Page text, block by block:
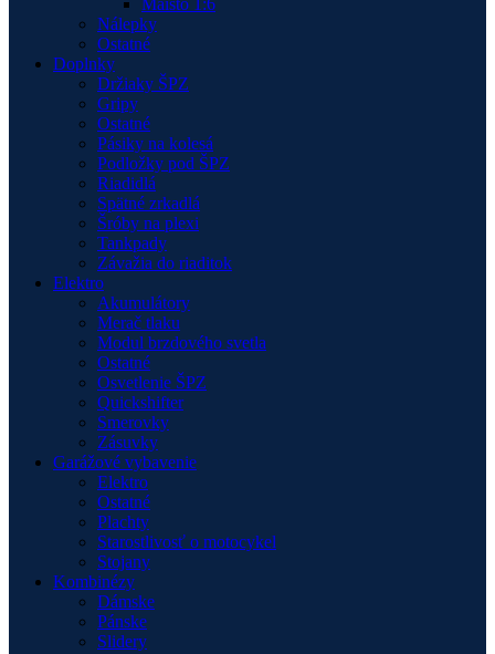
Maisto 1:6
Nálepky
Ostatné
Doplnky
Držiaky ŠPZ
Gripy
Ostatné
Pásiky na kolesá
Podložky pod ŠPZ
Riadidlá
Spätné zrkadlá
Šróby na plexi
Tankpady
Závažia do riaditok
Elektro
Akumulátory
Merač tlaku
Modul brzdového svetla
Ostatné
Osvetlenie ŠPZ
Quickshifter
Smerovky
Zásuvky
Garážové vybavenie
Elektro
Ostatné
Plachty
Starostlivosť o motocykel
Stojany
Kombinézy
Dámske
Pánske
Slidery